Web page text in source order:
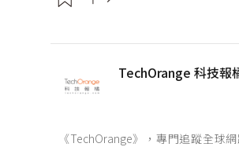
TechOrange 科技報
《TechOrange》，專門追蹤全球